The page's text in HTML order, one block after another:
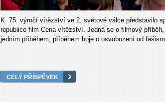
K 75. výročí vítězství ve 2. světové válce představilo
republice film Cena vítězství. Jedná se o filmový
jedním příběhem, příběhem boje o osvobození od
CELÝ PŘÍSPĚVEK